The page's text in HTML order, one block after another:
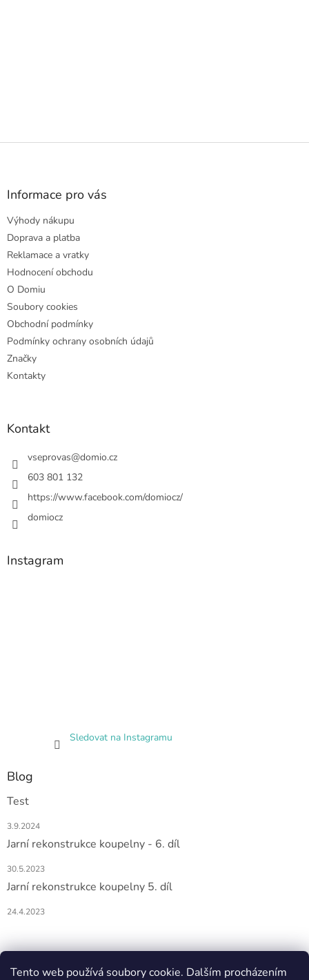
Tento web používá soubory cookie. Dalším procházením
Z
Informace pro vás
Výhody nákupu
Doprava a platba
Reklamace a vratky
Hodnocení obchodu
O Domiu
Soubory cookies
Obchodní podmínky
Podmínky ochrany osobních údajů
Značky
Kontakty
Kontakt
vseprovas@domio.cz
603 801 132
https://www.facebook.com/domiocz/
domiocz
Instagram
Sledovat na Instagramu
Blog
Test
3.9.2024
Jarní rekonstrukce koupelny - 6. díl
30.5.2023
Jarní rekonstrukce koupelny 5. díl
24.4.2023
Nákupní košík